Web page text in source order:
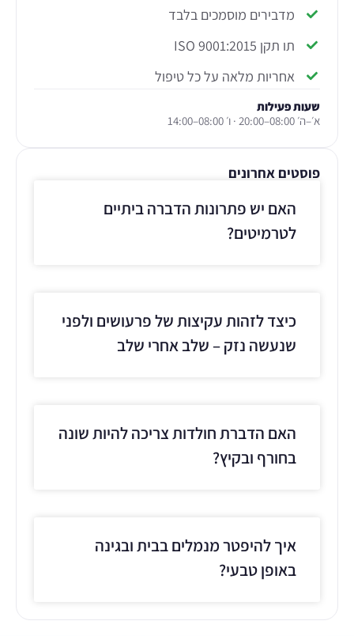
מדבירים מוסמכים בלבד
תו תקן ISO 9001:2015
אחריות מלאה על כל טיפול
שעות פעילות
א׳–ה׳ 08:00–20:00 · ו׳ 08:00–14:00
פוסטים אחרונים
האם יש פתרונות הדברה ביתיים
לטרמיטים?
כיצד לזהות עקיצות של פרעושים ולפני
שנעשה נזק – שלב אחרי שלב
האם הדברת חולדות צריכה להיות שונה
בחורף ובקיץ?
איך להיפטר מנמלים בבית ובגינה
באופן טבעי?